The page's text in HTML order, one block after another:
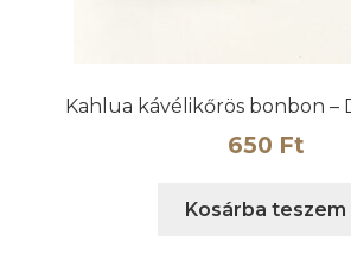
Kahlua kávélikőrös bonbon –
650 Ft
Kosárba teszem